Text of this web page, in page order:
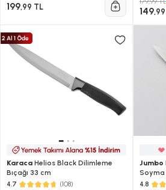
199,99 TL 149
Karaca Helios Black Dilimleme
Bıçağı 33 cm
4.7 (108)
Jumbo
Soyma
4.8